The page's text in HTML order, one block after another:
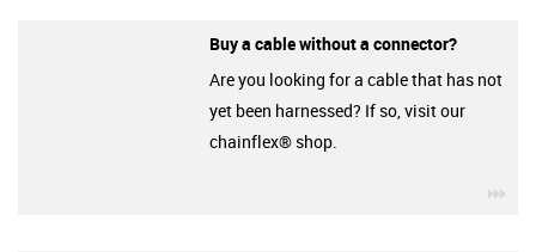
Buy a cable without a connector?
Are you looking for a cable that has not
yet been harnessed? If so, visit our
chainflex® shop.